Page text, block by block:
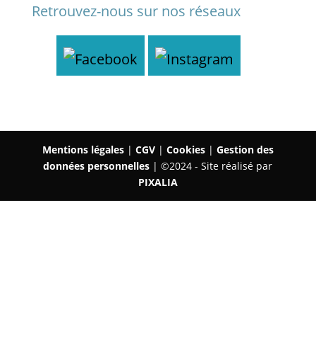
Retrouvez-nous sur nos réseaux
Mentions légales| CGV| Cookies| Gestion des
données personnelles | ©2024 - Site réalisé par
PIXALIA